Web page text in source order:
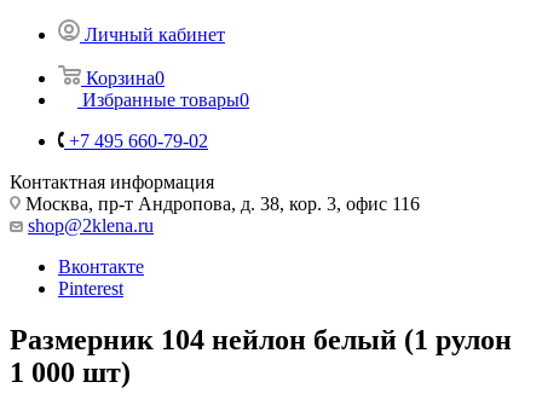
Личный кабинет
Корзина0
Избранные товары0
+7 495 660-79-02
Контактная информация
Москва, пр-т Андропова, д. 38, кор. 3, офис 116
shop@2klena.ru
Вконтакте
Pinterest
Размерник 104 нейлон белый (1 рулон
1 000 шт)